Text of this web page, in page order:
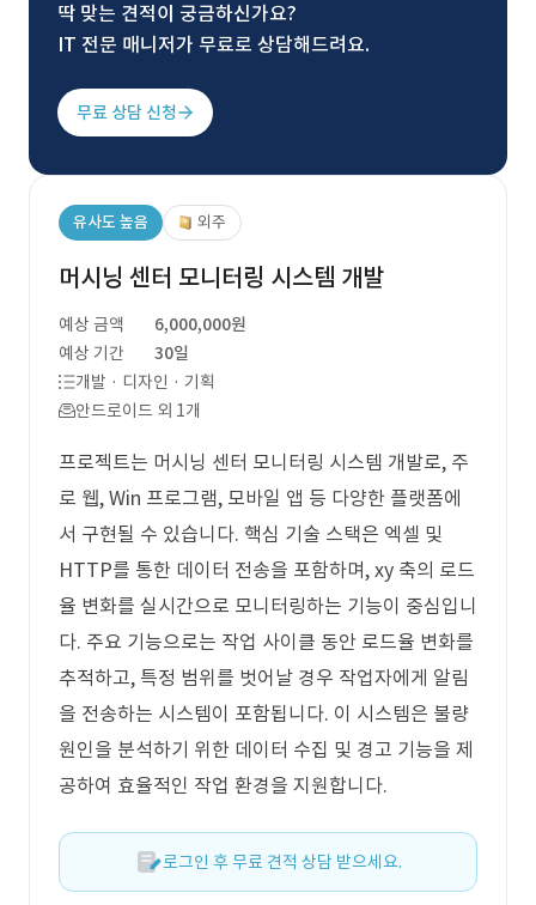
딱 맞는 견적이 궁금하신가요?
IT 전문 매니저가 무료로 상담해드려요.
무료 상담 신청
유사도 높음 외주
머시닝 센터 모니터링 시스템 개발
예상 금액
6,000,000원
예상 기간
30일
개발 · 디자인 · 기획
안드로이드 외 1개
프로젝트는 머시닝 센터 모니터링 시스템 개발로, 주
로 웹, Win 프로그램, 모바일 앱 등 다양한 플랫폼에
서 구현될 수 있습니다. 핵심 기술 스택은 엑셀 및
HTTP를 통한 데이터 전송을 포함하며, xy 축의 로드
율 변화를 실시간으로 모니터링하는 기능이 중심입니
다. 주요 기능으로는 작업 사이클 동안 로드율 변화를
추적하고, 특정 범위를 벗어날 경우 작업자에게 알림
을 전송하는 시스템이 포함됩니다. 이 시스템은 불량
원인을 분석하기 위한 데이터 수집 및 경고 기능을 제
공하여 효율적인 작업 환경을 지원합니다.
로그인 후 무료 견적 상담 받으세요.